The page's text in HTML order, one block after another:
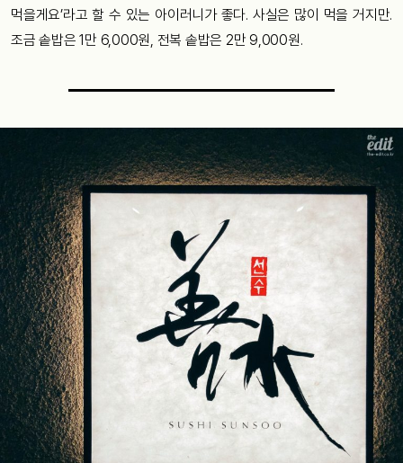
먹을게요’라고 할 수 있는 아이러니가 좋다. 사실은 많이 먹을 거지만.
조금 솥밥은 1만 6,000원, 전복 솥밥은 2만 9,000원.